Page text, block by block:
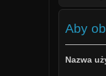
Aby
Nazwa